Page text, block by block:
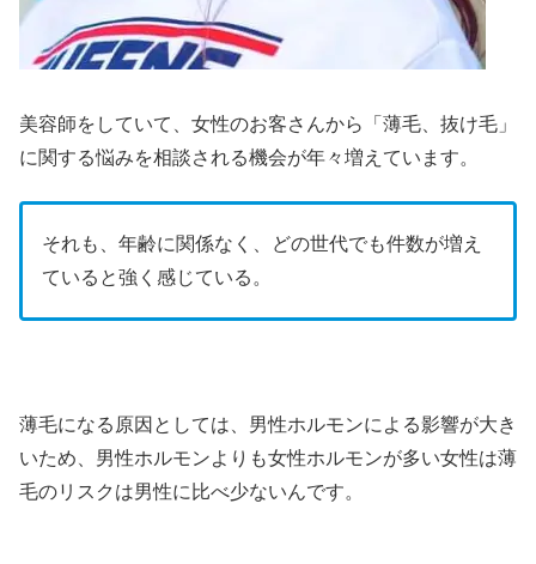
美容師をしていて、女性のお客さんから「薄毛、抜け毛」
に関する悩みを相談される機会が年々増えています。
それも、年齢に関係なく、どの世代でも件数が増え
ていると強く感じている。
薄毛になる原因としては、男性ホルモンによる影響が大き
いため、男性ホルモンよりも女性ホルモンが多い女性は薄
毛のリスクは男性に比べ少ないんです。